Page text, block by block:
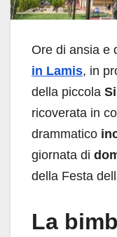
Ore di ansia e
in Lamis, in
della piccola
ricoverata in
drammatico
giornata di
della Festa
La